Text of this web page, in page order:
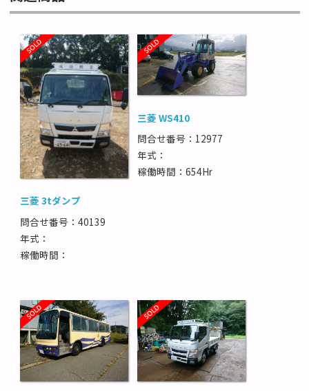
三菱 3tダンプ
問合せ番号：40139
年式：
稼働時間：
三菱 WS410
問合せ番号：12977
年式：
稼働時間：654Hr